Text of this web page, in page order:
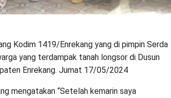
Kodim 1419/Enrekang yang di pimpin Serda
yang terdampak tanah longsor di Dusun
Enrekang. Jumat 17/05/2024
mengatakan “Setelah kemarin saya